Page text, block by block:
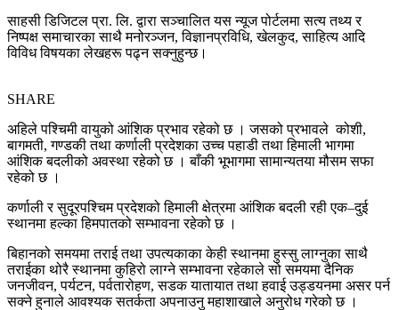
साहसी डिजिटल प्रा. लि. द्वारा सञ्चालित यस न्यूज पोर्टलमा सत्य तथ्य र
निष्पक्ष समाचारका साथै मनोरञ्जन, विज्ञानप्रविधि, खेलकुद, साहित्य आदि
विविध विषयका लेखहरू पढ्न सक्नुहुन्छ।
SHARE
अहिले पश्चिमी वायुको आंशिक प्रभाव रहेको छ । जसको प्रभावले कोशी,
बागमती, गण्डकी तथा कर्णाली प्रदेशका उच्च पहाडी तथा हिमाली भागमा
आंशिक बदलीको अवस्था रहेको छ । बाँकी भूभागमा सामान्यतया मौसम सफा
रहेको छ ।
कर्णाली र सुदूरपश्चिम प्रदेशको हिमाली क्षेत्रमा आंशिक बदली रही एक–दुई
स्थानमा हल्का हिमपातको सम्भावना रहेको छ ।
बिहानको समयमा तराई तथा उपत्यकाका केही स्थानमा हुस्सु लाग्नुका साथै
तराईका थोरै स्थानमा कुहिरो लाग्ने सम्भावना रहेकाले सो समयमा दैनिक
जनजीवन, पर्यटन, पर्वतारोहण, सडक यातायात तथा हवाई उड्डयनमा असर पर्न
सक्ने हुनाले आवश्यक सतर्कता अपनाउनु महाशाखाले अनुरोध गरेको छ ।